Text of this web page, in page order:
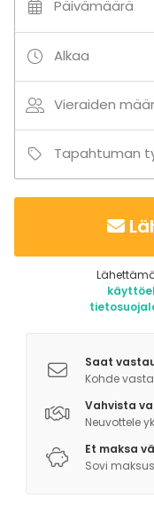
Päivämäärä
Alkaa
Vieraiden
Tapahtuman
Saat
Kohde
Vahvista
Neuvottele
Et maksa
Sovi